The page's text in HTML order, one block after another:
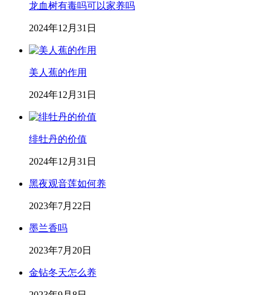
龙血树有毒吗可以家养吗
2024年12月31日
美人蕉的作用
2024年12月31日
绯牡丹的价值
2024年12月31日
黑夜观音莲如何养
2023年7月22日
墨兰香吗
2023年7月20日
金钻冬天怎么养